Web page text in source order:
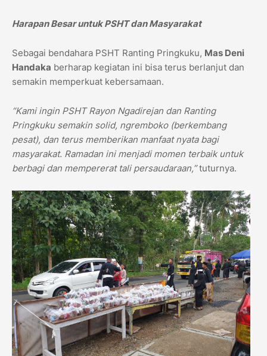
Harapan Besar untuk PSHT dan Masyarakat
Sebagai bendahara PSHT Ranting Pringkuku, Mas Deni
Handaka berharap kegiatan ini bisa terus berlanjut dan
semakin memperkuat kebersamaan.
“Kami ingin PSHT Rayon Ngadirejan dan Ranting
Pringkuku semakin solid, ngremboko (berkembang
pesat), dan terus memberikan manfaat nyata bagi
masyarakat. Ramadan ini menjadi momen terbaik untuk
berbagi dan mempererat tali persaudaraan,”tuturnya.